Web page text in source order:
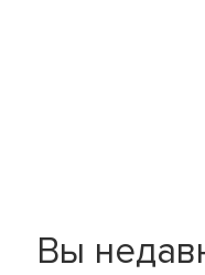
Вы